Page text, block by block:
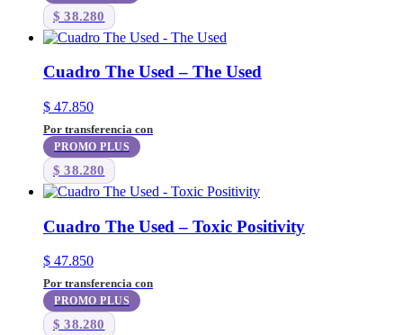
$ 38.280
Cuadro The Used – The Used
$ 47.850
Por transferencia con
PROMO PLUS
$ 38.280
Cuadro The Used – Toxic Positivity
$ 47.850
Por transferencia con
PROMO PLUS
$ 38.280